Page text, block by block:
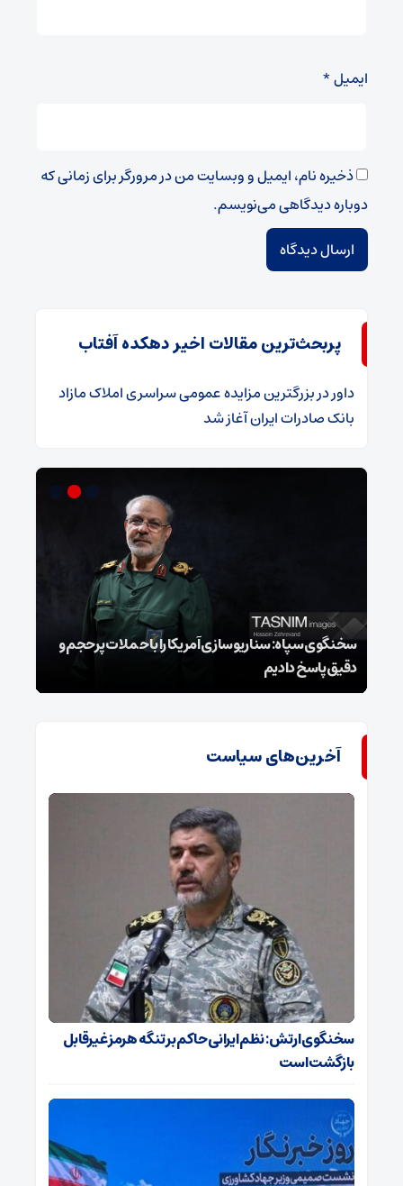
ایمیل*
ذخیره نام، ایمیل و وبسایت من در مرورگر برای زمانی که
دوباره دیدگاهی می‌نویسم.
پربحث‌ترین مقالات اخیر دهکده آفتاب
داوردر​بزرگترین مزایده عمومی سراسری املاک مازاد
بانک صادرات ایران آغاز شد
سخنگوی سپاه: سناریوسازی آمریکا را با حملات پرحجم‌‌ و
دقیق‌ پاسخ دادیم
آخرین‌های سیاست
سخنگوی ارتش: نظم ایرانی حاکم بر تنگه هرمز غیرقابل
بازگشت است